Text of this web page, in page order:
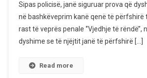
Sipas policisë, janë siguruar prova që
në bashkëveprim kanë qenë të përfshirë
rast të veprës penale ‘’Vjedhje të
dyshime se të njëjtit janë të përfshirë […]
Read more